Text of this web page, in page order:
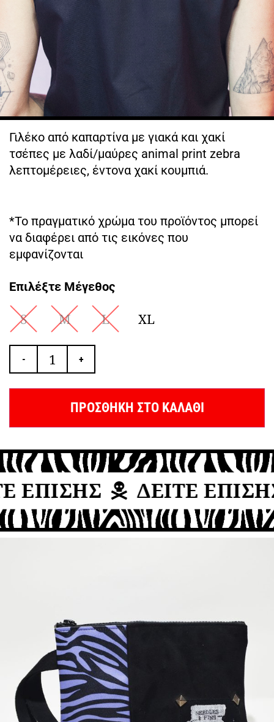
Γιλέκο από καπαρτίνα με γιακά και χακί
τσέπες με λαδί/μαύρες animal print zebra
λεπτομέρειες, έντονα χακί κουμπιά.
*Το πραγματικό χρώμα του προϊόντος μπορεί
να διαφέρει από τις εικόνες που
εμφανίζονται
Επιλέξτε Μέγεθος
S M L XL
- +
ΠΡΟΣΘΗΚΗ ΣΤΟ ΚΑΛΑΘΙ
ΕΠΙΣΗΣ ΔΕΙΤΕ ΕΠΙΣΗΣ